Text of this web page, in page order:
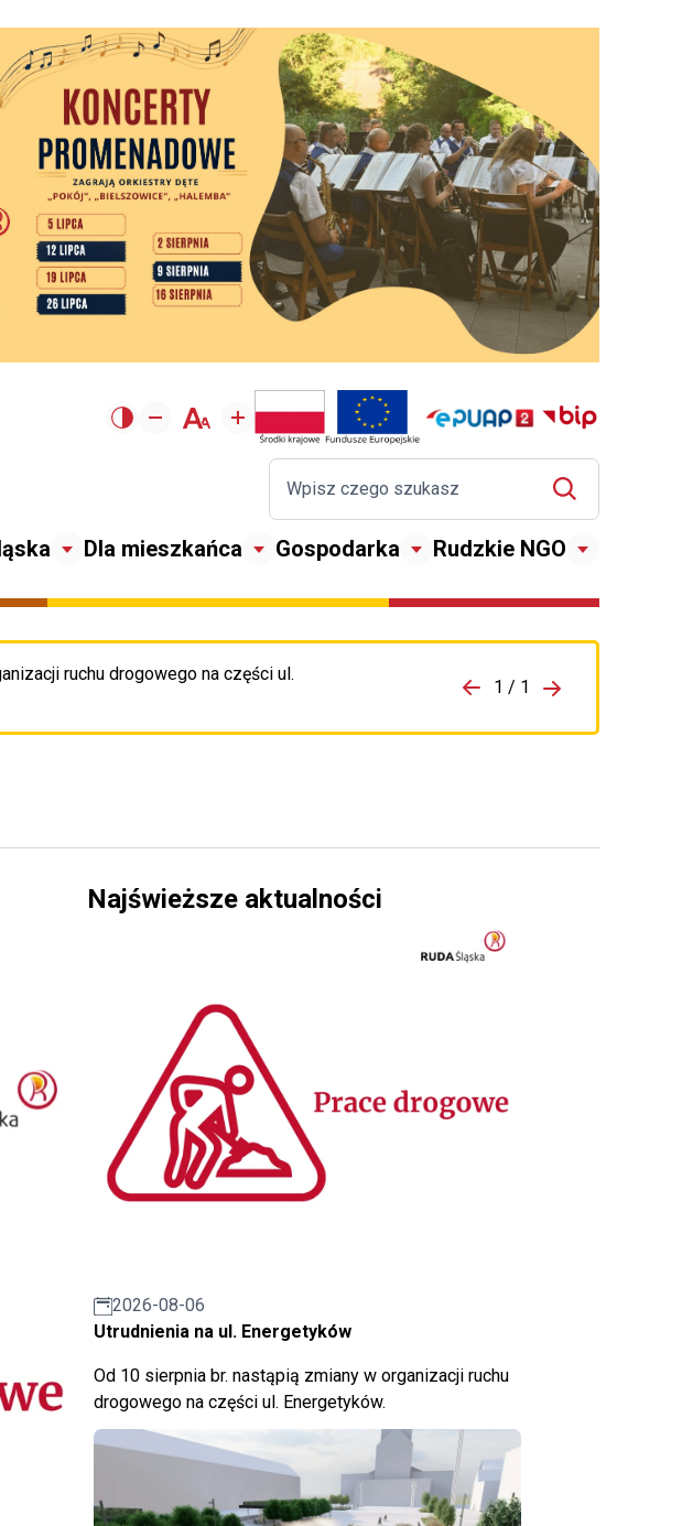
Dla mieszkańca Gospodarka Rudzkie NGO
ruchu drogowego na części ul.
Przejdź do porzpedniego komunikatu 1 / 1
Przejdź do
Najświeższe aktualności
2026-08-06
Utrudnienia na ul. Energetyków
Od 10 sierpnia br. nastąpią zmiany w organizacji ruchu
drogowego na części ul. Energetyków.